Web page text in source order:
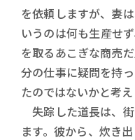
を依頼しますが、妻
いうのは何も生産せ
を取るあこぎな商売
分の仕事に疑問を持
たのではないかと考え
失踪した道長は、
ます。彼から、炊き